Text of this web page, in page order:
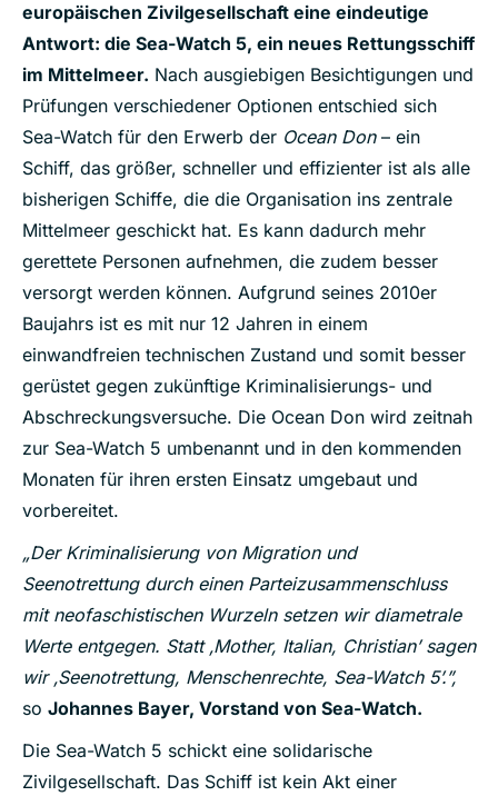
europäischen Zivilgesellschaft eine eindeutige
Antwort: die Sea-Watch 5, ein neues Rettungsschiff
im Mittelmeer. Nach ausgiebigen Besichtigungen und
Prüfungen verschiedener Optionen entschied sich
Sea-Watch für den Erwerb der Ocean Don– ein
Schiff, das größer, schneller und effizienter ist als alle
bisherigen Schiffe, die die Organisation ins zentrale
Mittelmeer geschickt hat. Es kann dadurch mehr
gerettete Personen aufnehmen, die zudem besser
versorgt werden können. Aufgrund seines 2010er
Baujahrs ist es mit nur 12 Jahren in einem
einwandfreien technischen Zustand und somit besser
gerüstet gegen zukünftige Kriminalisierungs- und
Abschreckungsversuche. Die Ocean Don wird zeitnah
zur Sea-Watch 5 umbenannt und in den kommenden
Monaten für ihren ersten Einsatz umgebaut und
vorbereitet.
„Der Kriminalisierung von Migration und
Seenotrettung durch einen Parteizusammenschluss
mit neofaschistischen Wurzeln setzen wir diametrale
Werte entgegen. Statt ‚Mother, Italian, Christian’ sagen
wir ‚Seenotrettung, Menschenrechte, Sea-Watch 5’.”,
so Johannes Bayer, Vorstand von Sea-Watch.
Die Sea-Watch 5 schickt eine solidarische
Zivilgesellschaft. Das Schiff ist kein Akt einer